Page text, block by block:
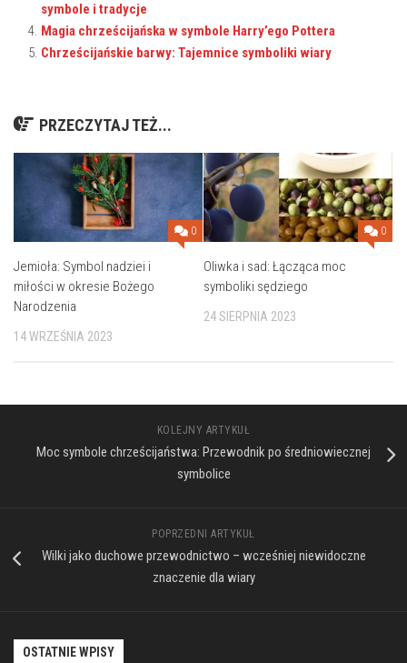
symbole i tradycje
Magia chrześcijańska w symbole Harry’ego Pottera
Chrześcijańskie barwy: Tajemnice symboliki wiary
PRZECZYTAJ TEŻ...
0
Jemioła: Symbol nadziei i
miłości w okresie Bożego
Narodzenia
14 WRZEŚNIA 2023
0
Oliwka i sad: Łącząca moc
symboliki sędziego
24 SIERPNIA 2023
KOLEJNY ARTYKUŁ
Moc symbole chrześcijaństwa: Przewodnik po średniowiecznej
symbolice
POPRZEDNI ARTYKUŁ
Wilki jako duchowe przewodnictwo – wcześniej niewidoczne
znaczenie dla wiary
OSTATNIE WPISY